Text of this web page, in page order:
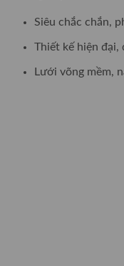
Siêu chắc chắn,
Thiết kế hiện đại,
Lưới võng mềm,